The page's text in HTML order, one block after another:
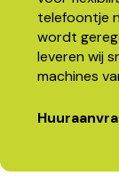
telefoontje
wordt
leveren wij
machines